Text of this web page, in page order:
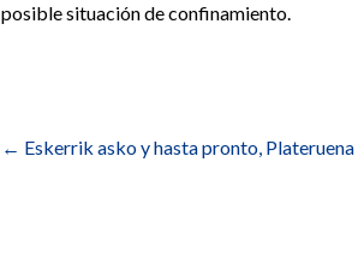
posible situación de confinamiento.
de
← Eskerrik asko y hasta pronto, Plateruena